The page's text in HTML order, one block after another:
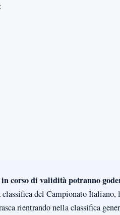
corso di validità potranno
del Campionato Italiano,
rientrando nella classifica